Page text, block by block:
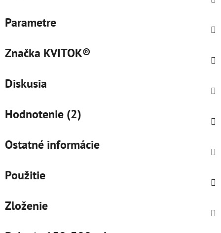
Parametre
Značka KVITOK®
Diskusia
Hodnotenie (2)
Ostatné informácie
Použitie
Zloženie